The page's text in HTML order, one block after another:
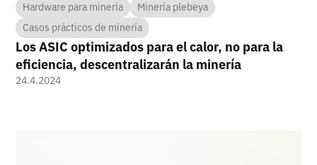
Hardware para minería
Minería plebeya
Casos prácticos de minería
Los ASIC optimizados para el calor, no para la
eficiencia, descentralizarán la minería
24.4.2024